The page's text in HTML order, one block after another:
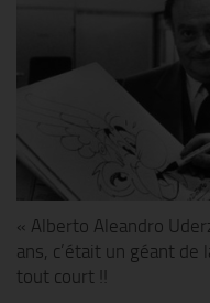
« Alberto Aleandro
ans, c’était un géant de
tout court !!